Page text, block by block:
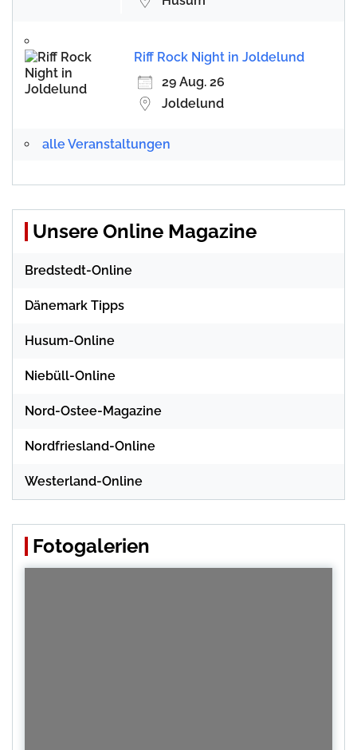
Riff Rock Night in Joldelund
29 Aug. 26
Joldelund
alle Veranstaltungen
Unsere Online Magazine
Bredstedt-Online
Dänemark Tipps
Husum-Online
Niebüll-Online
Nord-Ostee-Magazine
Nordfriesland-Online
Westerland-Online
Fotogalerien